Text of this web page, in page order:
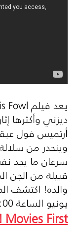
يعد فيلمFowl
ديزني وأكثرها
وينحدر من
سرعان ما يجد
قبيلة من الجن
يونيو الساعة 19:00 بتوقيت السعودية على
Movies First